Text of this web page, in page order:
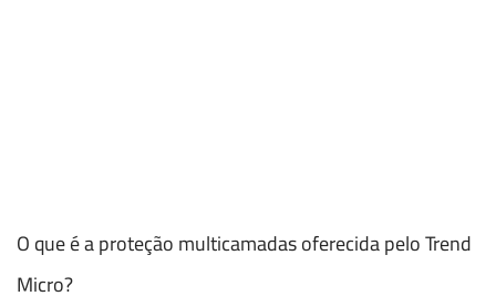
O que é a proteção multicamadas oferecida pelo Trend
Micro?